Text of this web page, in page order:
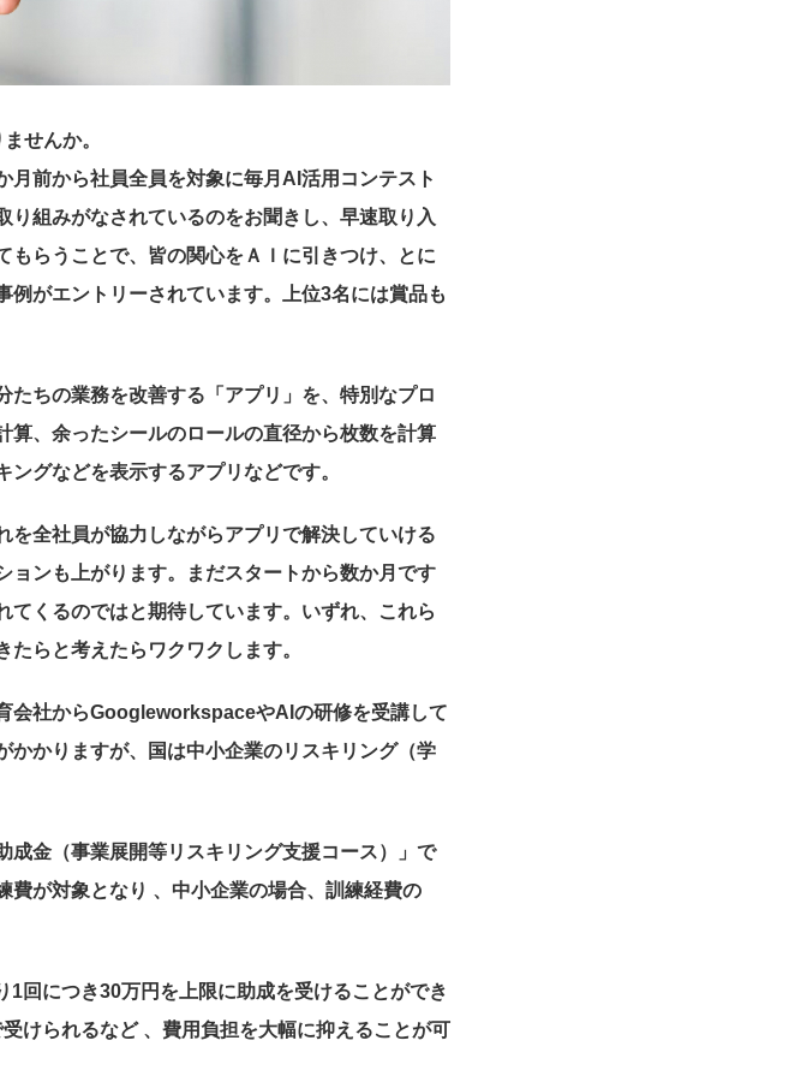
せんか。
前から社員全員を対象に毎月AI活用コンテスト
組みがなされているのをお聞きし、早速取り入
らうことで、皆の関心をＡＩに引きつけ、とに
がエントリーされています。上位3名には賞品も
ちの業務を改善する「アプリ」を、特別なプロ
算、余ったシールのロールの直径から枚数を計算
グなどを表示するアプリなどです。
全社員が協力しながらアプリで解決していける
ョンも上がります。まだスタートから数か月です
くるのではと期待しています。いずれ、これら
らと考えたらワクワクします。
会社からGoogleworkspaceやAIの研修を受講して
かかりますが、国は中小企業のリスキリング（学
金（事業展開等リスキリング支援コース）」で
が対象となり 、中小企業の場合、訓練経費の
回につき30万円を上限に助成を受けることができ
けられるなど 、費用負担を大幅に抑えることが可